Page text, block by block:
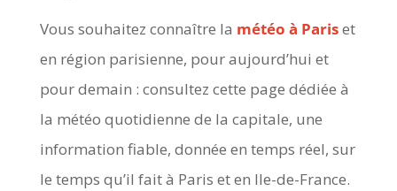
Vous souhaitez connaître la météo à Pariset
en région parisienne, pour aujourd’hui et
pour demain : consultez cette page dédiée à
la météo quotidienne de la capitale, une
information fiable, donnée en temps réel, sur
le temps qu’il fait à Paris et en Ile-de-France.